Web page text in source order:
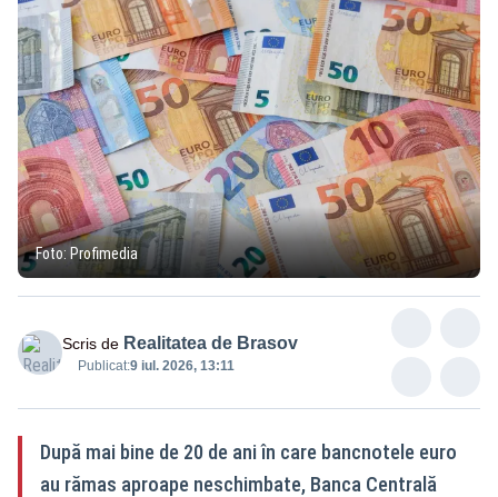
Foto: Profimedia
Scris de Realitatea de Brasov
Publicat:9 iul. 2026, 13:11
După mai bine de 20 de ani în care bancnotele euro
au rămas aproape neschimbate, Banca Centrală